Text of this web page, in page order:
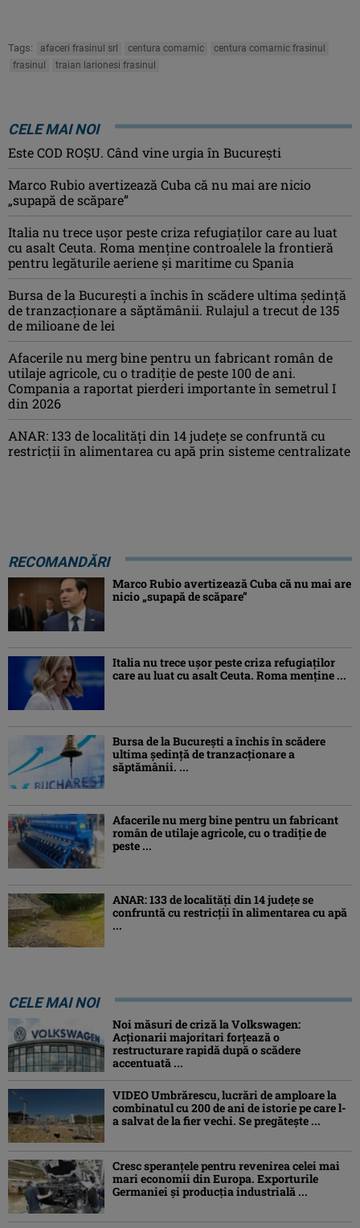
Tags: afaceri frasinul srl centura comarnic
centura comarnic frasinul
frasinul
traian larionesi frasinul
CELE MAI NOI
Este COD ROŞU. Când vine urgia în Bucureşti
Marco Rubio avertizează Cuba că nu mai are nicio
„supapă de scăpare”
Italia nu trece ușor peste criza refugiaților care au luat
cu asalt Ceuta. Roma menține controalele la frontieră
pentru legăturile aeriene și maritime cu Spania
Bursa de la București a închis în scădere ultima ședință
de tranzacționare a săptămânii. Rulajul a trecut de 135
de milioane de lei
Afacerile nu merg bine pentru un fabricant român de
utilaje agricole, cu o tradiție de peste 100 de ani.
Compania a raportat pierderi importante în semetrul I
din 2026
ANAR: 133 de localități din 14 județe se confruntă cu
restricții în alimentarea cu apă prin sisteme centralizate
RECOMANDĂRI
Marco Rubio avertizează Cuba că nu mai are
nicio „supapă de scăpare”
Italia nu trece ușor peste criza refugiaților
care au luat cu asalt Ceuta. Roma menține ...
Bursa de la București a închis în scădere
ultima ședință de tranzacționare a
săptămânii. ...
Afacerile nu merg bine pentru un fabricant
român de utilaje agricole, cu o tradiție de
peste ...
ANAR: 133 de localități din 14 județe se
confruntă cu restricții în alimentarea cu apă
...
CELE MAI NOI
Noi măsuri de criză la Volkswagen:
Acționarii majoritari forțează o
restructurare rapidă după o scădere
accentuată ...
VIDEO Umbrărescu, lucrări de amploare la
combinatul cu 200 de ani de istorie pe care l-
a salvat de la fier vechi. Se pregătește ...
Cresc speranțele pentru revenirea celei mai
mari economii din Europa. Exporturile
Germaniei și producția industrială ...